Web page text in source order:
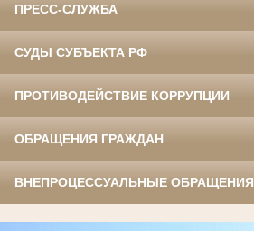
ПРЕСС-СЛУЖБА
СУДЫ СУБЪЕКТА РФ
ПРОТИВОДЕЙСТВИЕ КОРРУПЦИИ
ОБРАЩЕНИЯ ГРАЖДАН
ВНЕПРОЦЕССУАЛЬНЫЕ ОБРАЩЕНИЯ